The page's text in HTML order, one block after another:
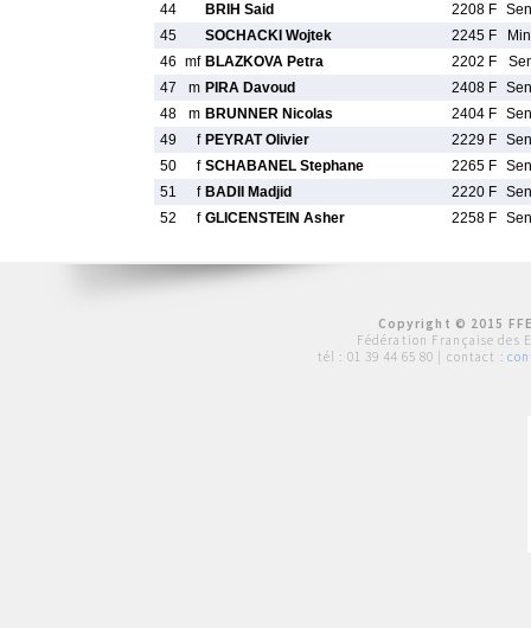
44
BRIH Said 2208 F
45
SOCHACKI Wojtek 2245 F
46 mf BLAZKOVA Petra 2202 F
47
m PIRA Davoud 2408 F
48
m BRUNNER Nicolas 2404 F
49
f PEYRAT Olivier 2229 F
50
f SCHABANEL Stephane 2265 F
51
f BADII Madjid 2220 F
52
f GLICENSTEIN Asher 2258 F
Copyright © 2015
Fédération Française des
tél : 01 39 44 65 80 | contact :